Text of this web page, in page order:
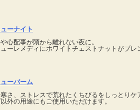
ーナイト
心配事が頭から離れない夜に。
ーレメディにホワイトチェストナットがブレ
ーバーム
さ、ストレスで荒れたくちびるをしっとりケ
外の用途にもご使用いただけます。